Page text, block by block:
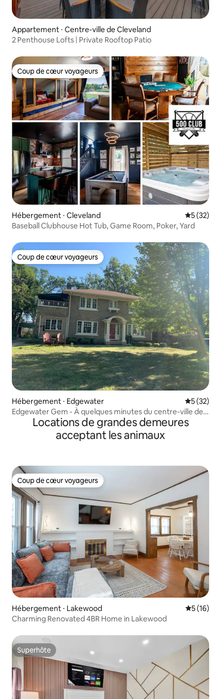
Appartement ⋅ Centre-ville de Cleveland
2 Penthouse Lofts | Private Rooftop Patio
Coup de cœur voyageurs
Coup de cœur voyageurs
Hébergement ⋅ Cleveland
5 (32)
Baseball Clubhouse Hot Tub, Game Room, Poker, Yard
Coup de cœur voyageurs
Coup de cœur voyageurs
Hébergement ⋅ Edgewater
5 (32)
Edgewater Gem - À quelques minutes du centre-ville de
Locations de grandes demeures
acceptant les animaux
Coup de cœur voyageurs
Coup de cœur voyageurs
Hébergement ⋅ Lakewood
5 (16)
Charming Renovated 4BR Home in Lakewood
Superhôte
Superhôte